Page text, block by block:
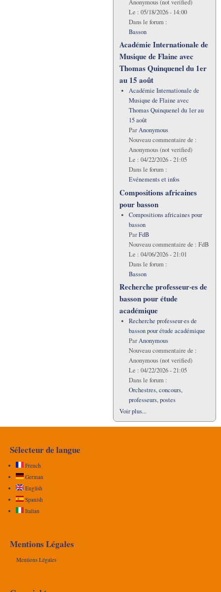
Anonymous (not verified)
Le : 05/18/2026 - 14:00
Dans le forum :
Basson
Académie Internationale de
Musique de Flaine avec
Thomas Quinquenel du 1er
au 15 août
Académie Internationale de
Musique de Flaine avec
Thomas Quinquenel du 1er au
15 août
ParAnonymous
Nouveau commentaire de :
Anonymous (not verified)
Le : 04/22/2026 - 21:05
Dans le forum :
Evénements et infos
Compositions africaines
pour basson
Compositions africaines pour
basson
ParFdB
Nouveau commentaire de : FdB
Le : 04/06/2026 - 21:01
Dans le forum :
Basson
Recherche professeur·es de
basson pour étude
académique
Recherche professeur·es de
basson pour étude académique
ParAnonymous
Nouveau commentaire de :
Anonymous (not verified)
Le : 04/22/2026 - 21:05
Dans le forum :
Orchestres, concours,
professeurs, postes
Voir plus...
Sélecteur de langue
French
German
English
Spanish
Italian
Mentions Légales
Mentions Légales